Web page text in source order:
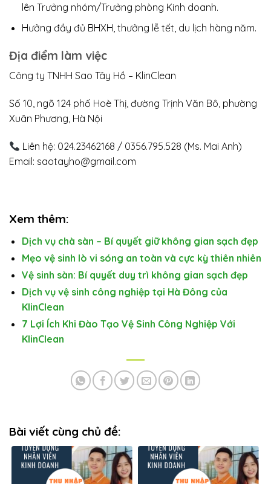
lên Trưởng nhóm/Trưởng phòng Kinh doanh.
Hưởng đầy đủ BHXH, thưởng lễ tết, du lịch hàng năm.
Địa điểm làm việc
Công ty TNHH Sao Tây Hồ – KlinClean
Số 10, ngõ 124 phố Hoè Thị, đường Trịnh Văn Bô, phường
Xuân Phương, Hà Nội
Liên hệ: 024.23462168 / 0356.795.528 (Ms. Mai Anh)
Email: saotayho@gmail.com
Xem thêm:
Dịch vụ chà sàn – Bí quyết giữ không gian sạch đẹp
Mẹo vệ sinh lò vi sóng an toàn và cực kỳ thiên nhiên
Vệ sinh sàn: Bí quyết duy trì không gian sạch đẹp
Dịch vụ vệ sinh công nghiệp tại Hà Đông của
KlinClean
7 Lợi Ích Khi Đào Tạo Vệ Sinh Công Nghiệp Với
KlinClean
Bài viết cùng chủ đề: